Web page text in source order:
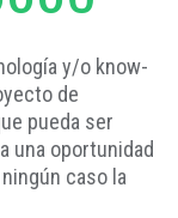
y/o know-
de
pueda ser
una oportunidad
caso la